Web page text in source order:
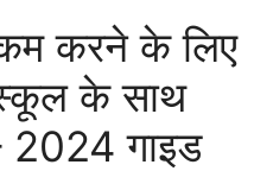
करने के लिए
के साथ
गाइड